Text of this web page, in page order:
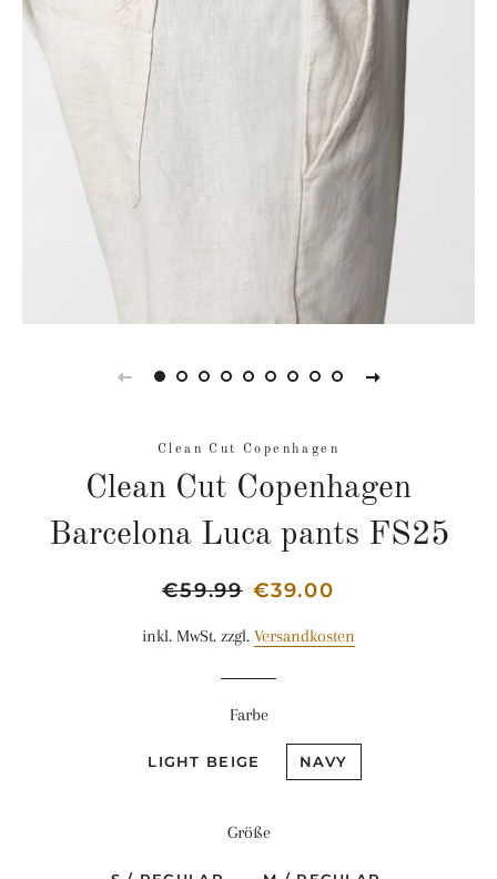
Clean Cut Copenhagen
Clean Cut Copenhagen
Barcelona Luca pants FS25
Normaler
€59.99 Sonderpreis
€39.00
inkl. MwSt. zzgl. Versandkosten
Farbe
LIGHT BEIGE NAVY
Größe